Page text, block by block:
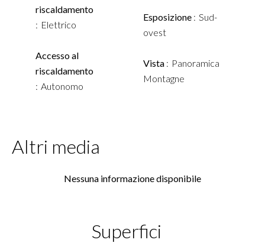
riscaldamento
Elettrico
Accesso al
riscaldamento
Autonomo
Esposizione
Sud-
ovest
Vista
Panoramica
Montagne
Altri media
Nessuna informazione disponibile
Superfici